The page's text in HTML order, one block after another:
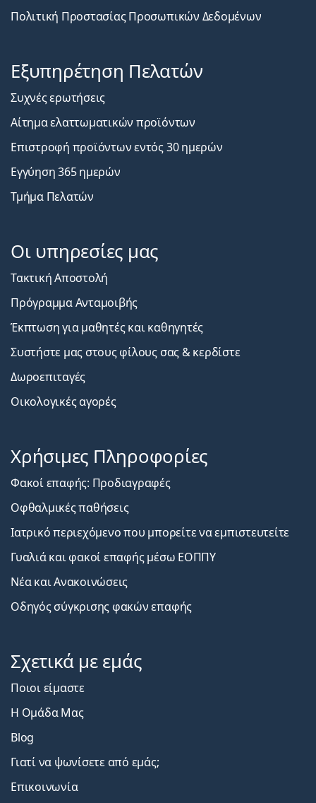
Πολιτική Προστασίας Προσωπικών Δεδομένων
Εξυπηρέτηση Πελατών
Συχνές ερωτήσεις
Αίτημα ελαττωματικών προϊόντων
Επιστροφή προϊόντων εντός 30 ημερών
Εγγύηση 365 ημερών
Τμήμα Πελατών
Οι υπηρεσίες μας
Τακτική Αποστολή
Πρόγραμμα Ανταμοιβής
Έκπτωση για μαθητές και καθηγητές
Συστήστε μας στους φίλους σας & κερδίστε
Δωροεπιταγές
Οικολογικές αγορές
Χρήσιμες Πληροφορίες
Φακοί επαφής: Προδιαγραφές
Οφθαλμικές παθήσεις
Ιατρικό περιεχόμενο που μπορείτε να εμπιστευτείτε
Γυαλιά και φακοί επαφής μέσω ΕΟΠΠΥ
Νέα και Ανακοινώσεις
Οδηγός σύγκρισης φακών επαφής
Σχετικά με εμάς
Ποιοι είμαστε
Η Ομάδα Μας
Blog
Γιατί να ψωνίσετε από εμάς;
Επικοινωνία